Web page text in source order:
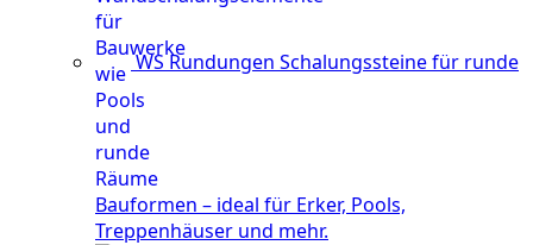
WS Rundungen Schalungssteine für runde
Bauformen – ideal für Erker, Pools,
Treppenhäuser und mehr.